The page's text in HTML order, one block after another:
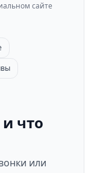
сайте
что
или